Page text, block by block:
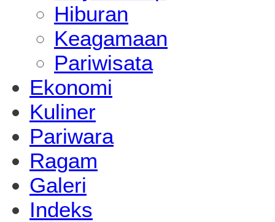
Hiburan
Keagamaan
Pariwisata
Ekonomi
Kuliner
Pariwara
Ragam
Galeri
Indeks